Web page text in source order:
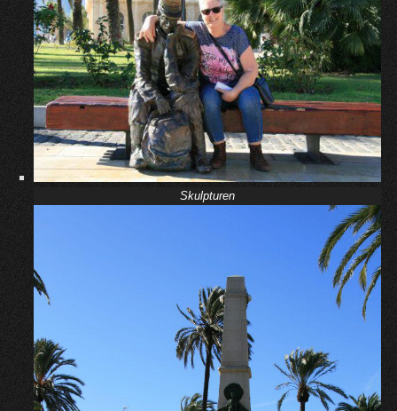
Skulpturen